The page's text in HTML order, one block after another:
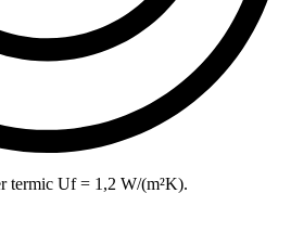
termic Uf = 1,2 W/(m²K).